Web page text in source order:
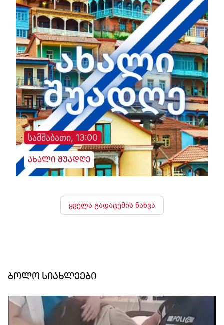
სამშაბათი, 13:00
ახალი შუადღე
ყველა გადაცემის ნახვა
ბოლო სიახლეები